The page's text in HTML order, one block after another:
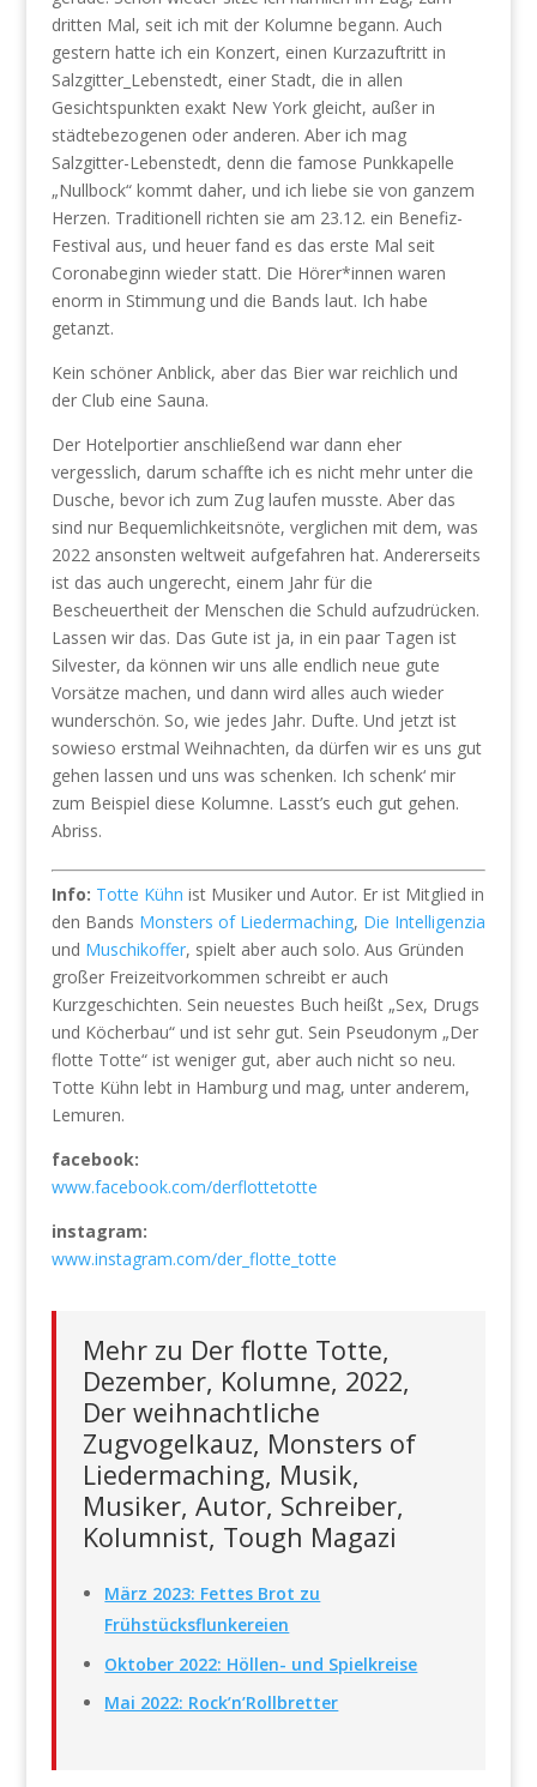
dritten Mal, seit ich mit der Kolumne begann. Auch
gestern hatte ich ein Konzert, einen Kurzazuftritt in
Salzgitter_Lebenstedt, einer Stadt, die in allen
Gesichtspunkten exakt New York gleicht, außer in
städtebezogenen oder anderen. Aber ich mag
Salzgitter-Lebenstedt, denn die famose Punkkapelle
„Nullbock“ kommt daher, und ich liebe sie von ganzem
Herzen. Traditionell richten sie am 23.12. ein Benefiz-
Festival aus, und heuer fand es das erste Mal seit
Coronabeginn wieder statt. Die Hörer*innen waren
enorm in Stimmung und die Bands laut. Ich habe
getanzt.
Kein schöner Anblick, aber das Bier war reichlich und
der Club eine Sauna.
Der Hotelportier anschließend war dann eher
vergesslich, darum schaffte ich es nicht mehr unter die
Dusche, bevor ich zum Zug laufen musste. Aber das
sind nur Bequemlichkeitsnöte, verglichen mit dem, was
2022 ansonsten weltweit aufgefahren hat. Andererseits
ist das auch ungerecht, einem Jahr für die
Bescheuertheit der Menschen die Schuld aufzudrücken.
Lassen wir das. Das Gute ist ja, in ein paar Tagen ist
Silvester, da können wir uns alle endlich neue gute
Vorsätze machen, und dann wird alles auch wieder
wunderschön. So, wie jedes Jahr. Dufte. Und jetzt ist
sowieso erstmal Weihnachten, da dürfen wir es uns gut
gehen lassen und uns was schenken. Ich schenk‘ mir
zum Beispiel diese Kolumne. Lasst’s euch gut gehen.
Abriss.
Info: Totte Kühn ist Musiker und Autor. Er ist Mitglied in
den Bands Monsters of Liedermaching, Die Intelligenzia
und Muschikoffer, spielt aber auch solo. Aus Gründen
großer Freizeitvorkommen schreibt er auch
Kurzgeschichten. Sein neuestes Buch heißt „Sex, Drugs
und Köcherbau“ und ist sehr gut. Sein Pseudonym „Der
flotte Totte“ ist weniger gut, aber auch nicht so neu.
Totte Kühn lebt in Hamburg und mag, unter anderem,
Lemuren.
facebook:
www.facebook.com/derflottetotte
instagram:
www.instagram.com/der_flotte_totte
Mehr zu Der flotte Totte,
Dezember, Kolumne, 2022,
Der weihnachtliche
Zugvogelkauz, Monsters of
Liedermaching, Musik,
Musiker, Autor, Schreiber,
Kolumnist, Tough Magazi
März 2023: Fettes Brot zu
Frühstücksflunkereien
Oktober 2022: Höllen- und Spielkreise
Mai 2022: Rock’n’Rollbretter